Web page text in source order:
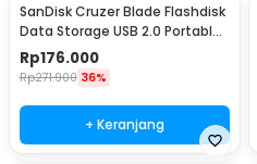
SanDisk Cruzer Blade Flashdisk
Data Storage USB 2.0 Portable
64GB - SDCZ50
Rp176.000
Rp271.900 36%
+ Keranjang